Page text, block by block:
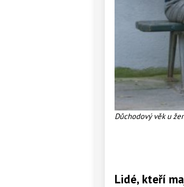
Důchodový věk u
Lidé, kteří